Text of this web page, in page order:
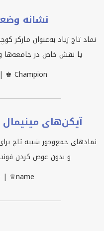
نشانه
نماد تاج زیاد به‌عنوان مارکر
یا نقش خاص در جامعه‌ها
Champion
آیکن‌های مینیمال
نمادهای جمع‌وجور شبیه تاج
و بدون عوض کردن
| ♕name